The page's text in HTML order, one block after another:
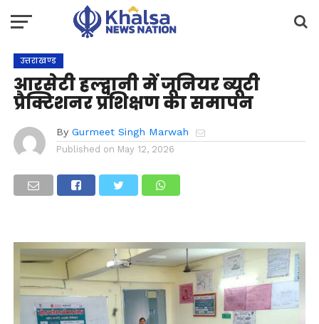
उत्तराखण्ड
आरसेटी हल्द्वानी में जूनियर ब्यूटी
प्रैक्टिशनर प्रशिक्षण का समापन
By Gurmeet Singh Marwah
Published on May 12, 2026